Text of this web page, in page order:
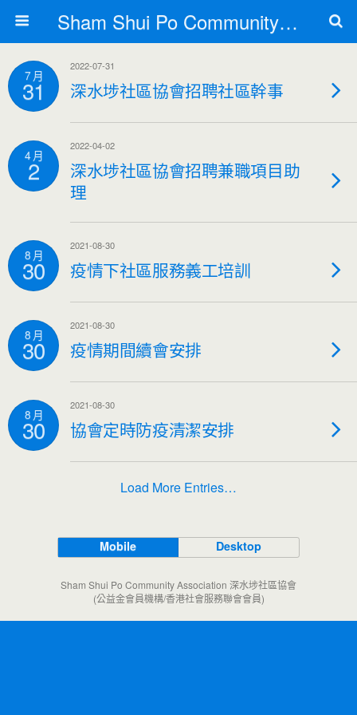
Sham Shui Po Community Association - ???????
7 月
31
2022-07-31
深水埗社區協會招聘社區幹事
4 月
2
2022-04-02
深水埗社區協會招聘兼職項目助
理
8 月
30
2021-08-30
疫情下社區服務義工培訓
8 月
30
2021-08-30
疫情期間續會安排
8 月
30
2021-08-30
協會定時防疫清潔安排
Load More Entries…
Mobile Desktop
Sham Shui Po Community Association 深水埗社區協會
(公益金會員機構/香港社會服務聯會會員)